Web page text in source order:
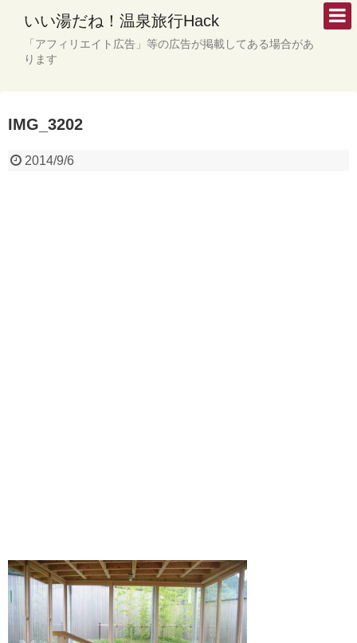
いい湯だね！温泉旅行Hack
「アフィリエイト広告」等の広告が掲載してある場合があ
ります
IMG_3202
2014/9/6